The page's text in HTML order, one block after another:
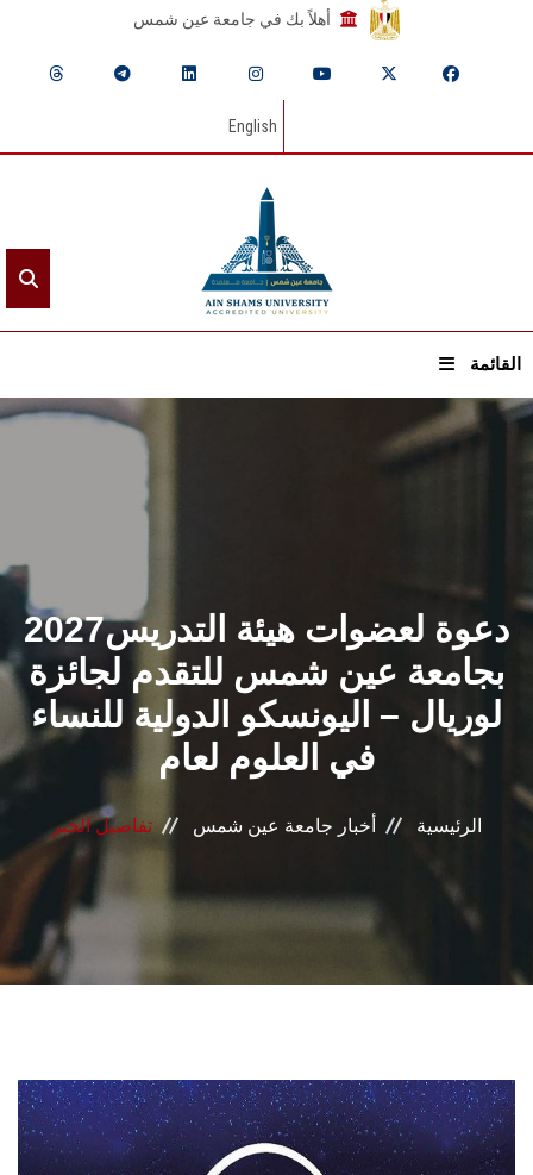
أهلاً بك في جامعة عين شمس
English
القائمة
القطاعـات
الشئون الأكاديمية
البحث العلمي
الرعاية الصحية
المراكز والوحدات
الأنظمة الذكية
الإعلام
الطلاب
هيئة التدريس
2027دعوة لعضوات هيئة التدريس
بجامعة عين شمس للتقدم لجائزة
لوريال – اليونسكو الدولية للنساء
في العلوم لعام
الرئيسية أخبار جامعة عين شمس تفاصيل الخبر